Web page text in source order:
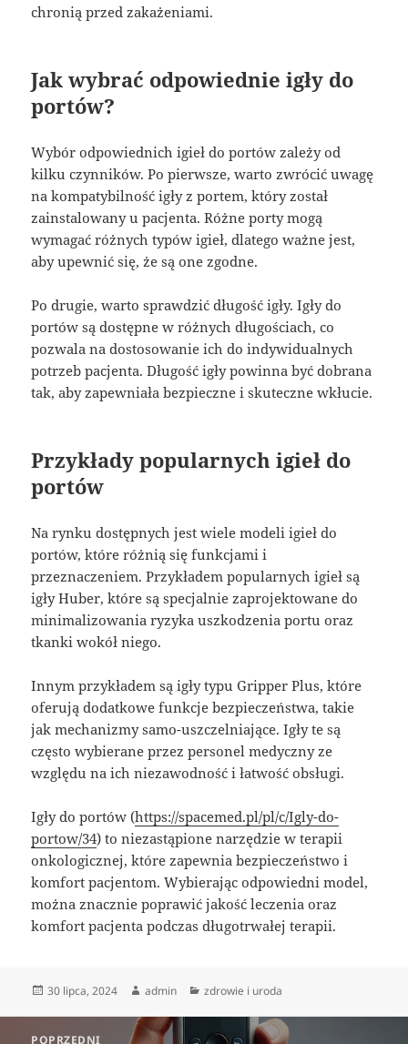
chronią przed zakażeniami.
Jak wybrać odpowiednie igły do
portów?
Wybór odpowiednich igieł do portów zależy od
kilku czynników. Po pierwsze, warto zwrócić uwagę
na kompatybilność igły z portem, który został
zainstalowany u pacjenta. Różne porty mogą
wymagać różnych typów igieł, dlatego ważne jest,
aby upewnić się, że są one zgodne.
Po drugie, warto sprawdzić długość igły. Igły do
portów są dostępne w różnych długościach, co
pozwala na dostosowanie ich do indywidualnych
potrzeb pacjenta. Długość igły powinna być dobrana
tak, aby zapewniała bezpieczne i skuteczne wkłucie.
Przykłady popularnych igieł do
portów
Na rynku dostępnych jest wiele modeli igieł do
portów, które różnią się funkcjami i
przeznaczeniem. Przykładem popularnych igieł są
igły Huber, które są specjalnie zaprojektowane do
minimalizowania ryzyka uszkodzenia portu oraz
tkanki wokół niego.
Innym przykładem są igły typu Gripper Plus, które
oferują dodatkowe funkcje bezpieczeństwa, takie
jak mechanizmy samo-uszczelniające. Igły te są
często wybierane przez personel medyczny ze
względu na ich niezawodność i łatwość obsługi.
Igły do portów (https://spacemed.pl/pl/c/Igly-do-
portow/34) to niezastąpione narzędzie w terapii
onkologicznej, które zapewnia bezpieczeństwo i
komfort pacjentom. Wybierając odpowiedni model,
można znacznie poprawić jakość leczenia oraz
komfort pacjenta podczas długotrwałej terapii.
Data
30 lipca, 2024 Autor
admin Kategorie
zdrowie i uroda
POPRZEDNI